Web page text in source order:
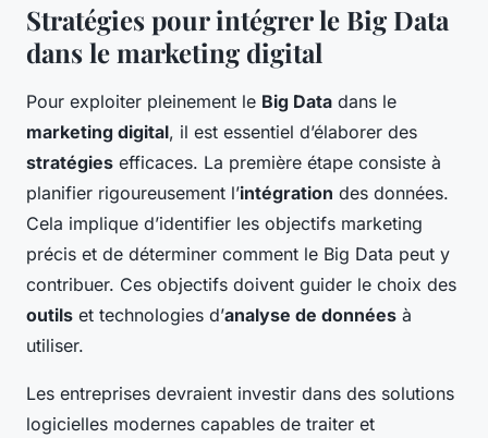
Stratégies pour intégrer le Big Data
dans le marketing digital
Pour exploiter pleinement le Big Data dans le
marketing digital, il est essentiel d’élaborer des
stratégies efficaces. La première étape consiste à
planifier rigoureusement l’intégration des données.
Cela implique d’identifier les objectifs marketing
précis et de déterminer comment le Big Data peut y
contribuer. Ces objectifs doivent guider le choix des
outils et technologies d’analyse de données à
utiliser.
Les entreprises devraient investir dans des solutions
logicielles modernes capables de traiter et